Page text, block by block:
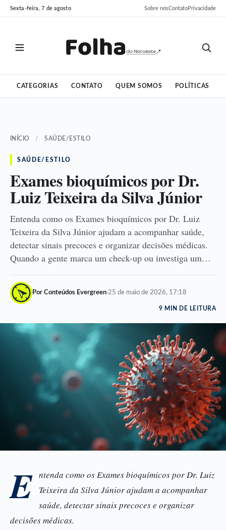
Pular
para
Pular
para
Sexta-feira, 7 de agosto Sobre nósContatoPrivacidade
CATEGORIAS CONTATO QUEM SOMOS POLÍTICAS
INÍCIO / SAÚDE/ESTILO
SAÚDE/ESTILO
Exames bioquímicos por Dr.
Luiz Teixeira da Silva Júnior
Entenda como os Exames bioquímicos por Dr. Luiz
Teixeira da Silva Júnior ajudam a acompanhar saúde,
detectar sinais precoces e organizar decisões médicas.
Quando a gente marca um check-up ou investiga um…
Por Conteúdos Evergreen·25 de maio de 2026, 17:18
9 MIN DE LEITURA
E ntenda como os Exames bioquímicos por Dr. Luiz
Teixeira da Silva Júnior ajudam a acompanhar
saúde, detectar sinais precoces e organizar
decisões médicas.